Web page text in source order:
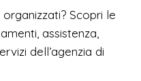
Scopri le
assistenza,
dell’agenzia di